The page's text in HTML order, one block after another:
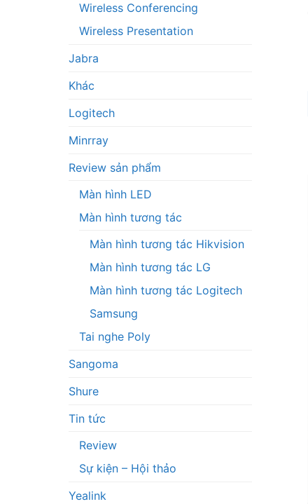
Wireless Conferencing
Wireless Presentation
Jabra
Khác
Logitech
Minrray
Review sản phẩm
Màn hình LED
Màn hình tương tác
Màn hình tương tác Hikvision
Màn hình tương tác LG
Màn hình tương tác Logitech
Samsung
Tai nghe Poly
Sangoma
Shure
Tin tức
Review
Sự kiện – Hội thảo
Yealink